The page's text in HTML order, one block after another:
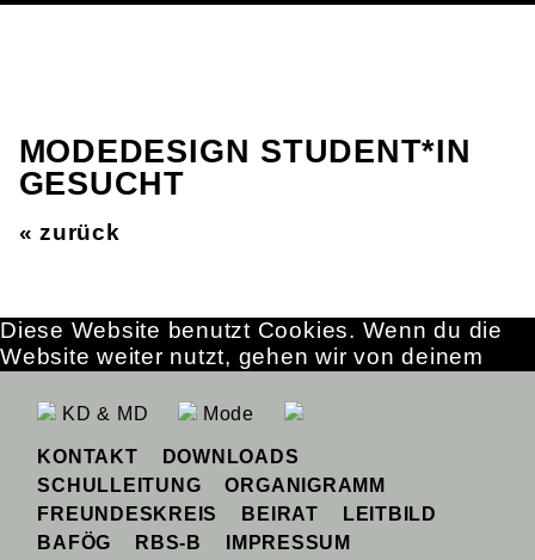
MODEDESIGN STUDENT*IN
GESUCHT
« zurück
KD & MD Mode
KONTAKT
DOWNLOADS
SCHULLEITUNG
ORGANIGRAMM
FREUNDESKREIS
BEIRAT
LEITBILD
BAFÖG
RBS-B IMPRESSUM
Diese Website benutzt Cookies. Wenn du die
Website weiter nutzt, gehen wir von deinem